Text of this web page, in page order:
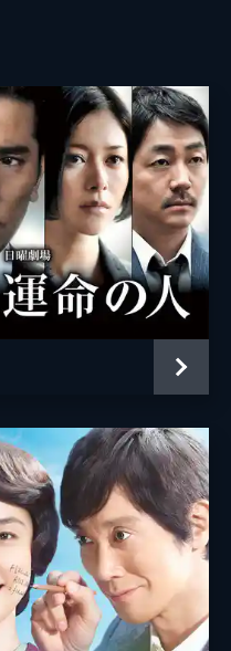
長手絢香
梅沢富美男
伊東四朗
松重豊
西村雅彦
泉ピン子
広瀬修子
浅野妙子
玉岡かおる
沢田完